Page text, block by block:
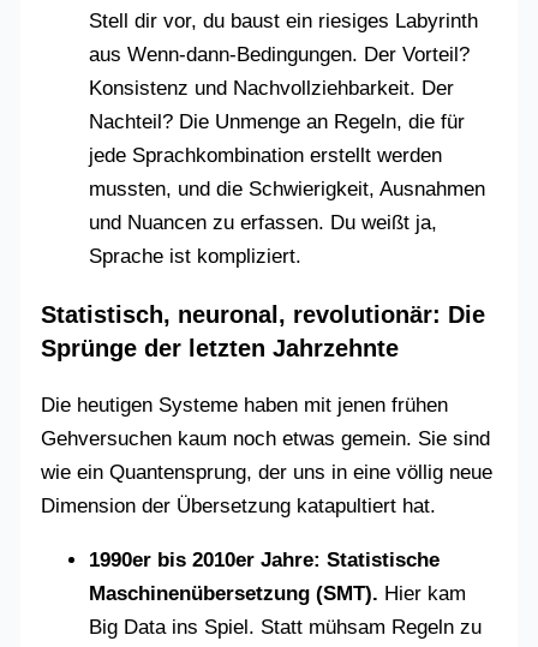
Stell dir vor, du baust ein riesiges Labyrinth
aus Wenn-dann-Bedingungen. Der Vorteil?
Konsistenz und Nachvollziehbarkeit. Der
Nachteil? Die Unmenge an Regeln, die für
jede Sprachkombination erstellt werden
mussten, und die Schwierigkeit, Ausnahmen
und Nuancen zu erfassen. Du weißt ja,
Sprache ist kompliziert.
Statistisch, neuronal, revolutionär: Die
Sprünge der letzten Jahrzehnte
Die heutigen Systeme haben mit jenen frühen
Gehversuchen kaum noch etwas gemein. Sie sind
wie ein Quantensprung, der uns in eine völlig neue
Dimension der Übersetzung katapultiert hat.
1990er bis 2010er Jahre: Statistische
Maschinenübersetzung (SMT). Hier kam
Big Data ins Spiel. Statt mühsam Regeln zu